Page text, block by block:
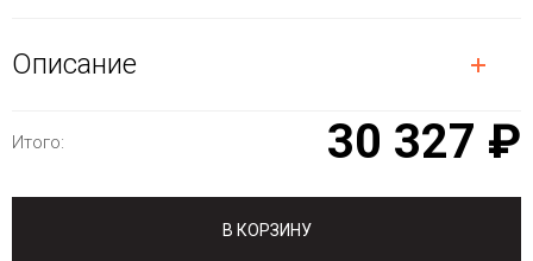
Описание
Итого: 30 327 ₽
В КОРЗИНУ